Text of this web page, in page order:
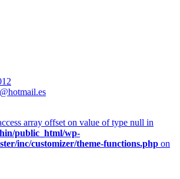
array offset on value of type null in
public_html/wp-
inc/customizer/theme-functions.php on